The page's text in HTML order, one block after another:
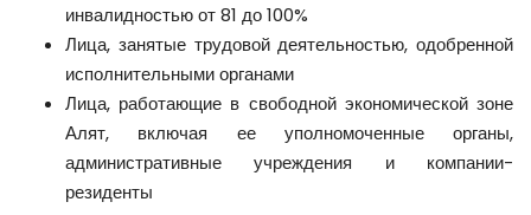
инвалидностью от 81 до 100%
Лица, занятые трудовой деятельностью, одобренной
исполнительными органами
Лица, работающие в свободной экономической зоне
Алят, включая ее уполномоченные органы,
административные учреждения и компании-
резиденты